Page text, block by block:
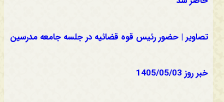
تصاویر | حضور رئیس قوه قضائیه در جلسه جامعه مدرسین
خبر روز 1405/05/03